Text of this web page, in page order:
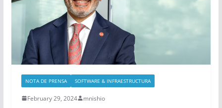
NOTA DE PRENSA SOFTWARE & INFRAESTRUCTURA
February 29, 2024 mnishio